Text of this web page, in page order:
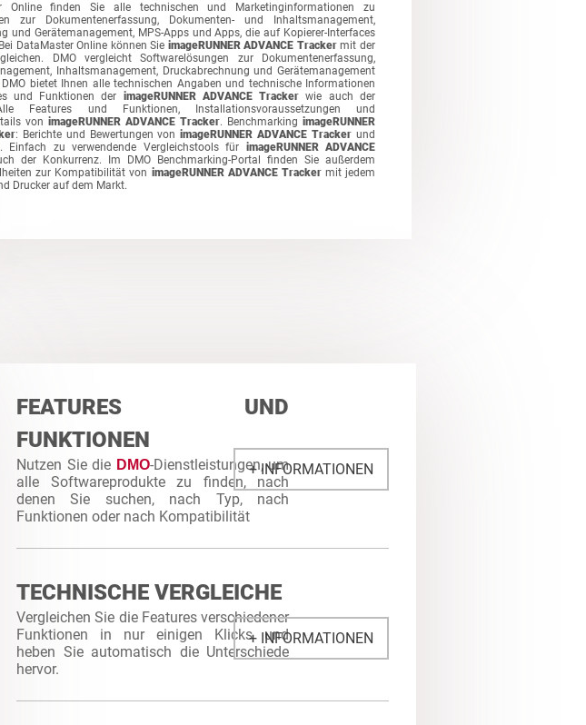
Online finden Sie alle technischen und Marketinginformationen zu
zur Dokumentenerfassung, Dokumenten- und Inhaltsmanagement,
und Gerätemanagement, MPS-Apps und Apps, die auf Kopierer-Interfaces
DataMaster Online können Sie imageRUNNER ADVANCE Trackermit der
DMO vergleicht Softwarelösungen zur Dokumentenerfassung,
Inhaltsmanagement, Druckabrechnung und Gerätemanagement
bietet Ihnen alle technischen Angaben und technische Informationen
und Funktionen der imageRUNNER ADVANCE Tracker wie auch der
Features und Funktionen, Installationsvoraussetzungen und
von imageRUNNER ADVANCE Tracker. Benchmarking imageRUNNER
: Berichte und Bewertungen vonimageRUNNER ADVANCE Tracker und
Einfach zu verwendende Vergleichstools für imageRUNNER ADVANCE
der Konkurrenz. Im DMO Benchmarking-Portal finden Sie außerdem
zur Kompatibilität von imageRUNNER ADVANCE Trackermit jedem
Drucker auf dem Markt.
FEATURES UND
FUNKTIONEN
Nutzen Sie die DMO-Dienstleistungen, um
alle Softwareprodukte zu finden, nach
denen Sie suchen, nach Typ, nach
Funktionen oder nach Kompatibilität
+ INFORMATIONEN
TECHNISCHE VERGLEICHE
Vergleichen Sie die Features verschiedener
Funktionen in nur einigen Klicks und
heben Sie automatisch die Unterschiede
hervor.
+ INFORMATIONEN